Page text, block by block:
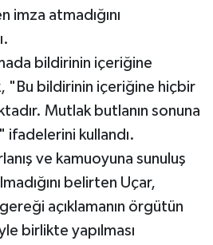
imza atmadığını
bildirinin içeriğine
"Bu bildirinin içeriğine hiçbir
Mutlak butlanın sonuna
ifadelerini kullandı.
ve kamuoyuna sunuluş
belirten Uçar,
açıklamanın örgütün
birlikte yapılması